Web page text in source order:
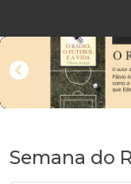
Semana do